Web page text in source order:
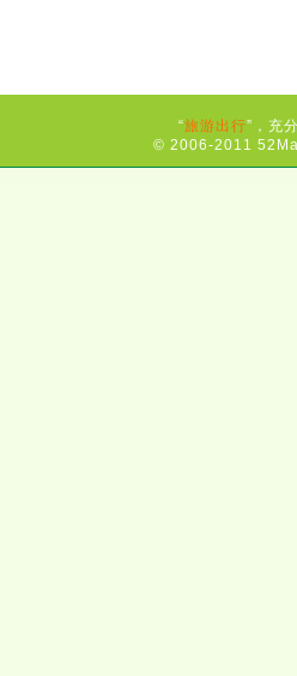
“旅游出行”，充
© 2006-2011